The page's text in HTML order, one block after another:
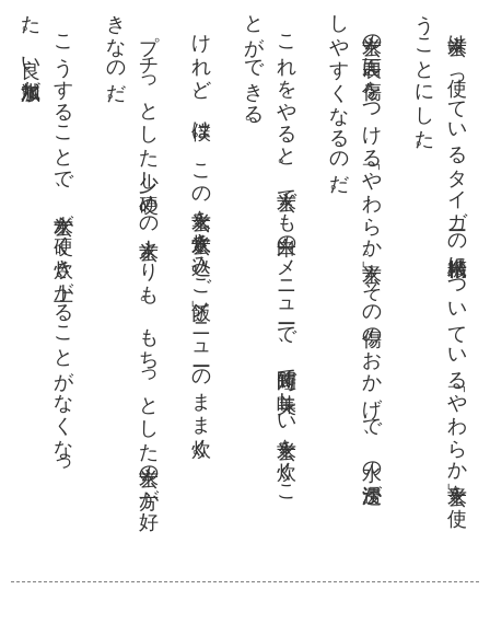
玄米は
、使
っ
て
い
る
タ
イ
ガー
の精米機
に
つ
い
て
い
る「
や
わ
ら
か玄米」
を使
うこ
と
に
し
た
。
玄米の表面
に傷
を
つ
け
る「
や
わ
ら
か玄米」
。
そ
の傷
の
お
か
げ
で
、水
の浸透
が
しや
す
く
な
る
の
だ
。
こ
れ
を
や
る
と
。玄米
で
も白米
の
メ
ニ
ュー
で
、短時間
で美味
し
い玄米
を炊
く
こ
とが
で
き
る
。
けれど、僕は。この玄米を「玄米炊き込みご飯」メニューのまま炊く。
プ
チ
っ
と
し
た少
し硬
め
の玄米
よ
り
も
。
も
ち
っ
と
し
た玄米
の方
が好
きな
の
だ
。
こ
う
す
る
こ
と
で
、玄米
が硬
く炊
き上
が
る
こ
と
が
な
く
な
っ
た。良
い水加減
だ
。